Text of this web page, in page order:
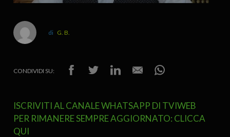
G. B.
CONDIVIDI SU:
ISCRIVITI AL CANALE WHATSAPP DI TVIWEB
PER RIMANERE SEMPRE AGGIORNATO: CLICCA
QUI